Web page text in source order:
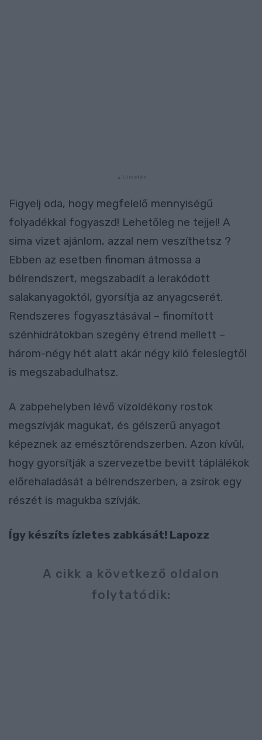
Figyelj oda, hogy megfelelő mennyiségű
folyadékkal fogyaszd! Lehetőleg ne tejjel! A
sima vizet ajánlom, azzal nem veszíthetsz ?
Ebben az esetben finoman átmossa a
bélrendszert, megszabadít a lerakódott
salakanyagoktól, gyorsítja az anyagcserét.
Rendszeres fogyasztásával – finomított
szénhidrátokban szegény étrend mellett –
három-négy hét alatt akár négy kiló feleslegtől
is megszabadulhatsz.
A zabpehelyben lévő vízoldékony rostok
megszívják magukat, és gélszerű anyagot
képeznek az emésztőrendszerben. Azon kívül,
hogy gyorsítják a szervezetbe bevitt táplálékok
előrehaladását a bélrendszerben, a zsírok egy
részét is magukba szívják.
Így készíts ízletes zabkását! Lapozz
A cikk a következő oldalon
folytatódik: